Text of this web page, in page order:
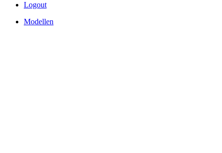
Logout
Modellen